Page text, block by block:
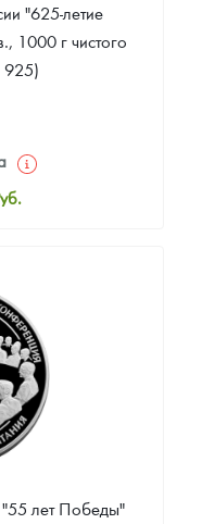
"625-летие
1000 г чистого
925)
лет Победы"